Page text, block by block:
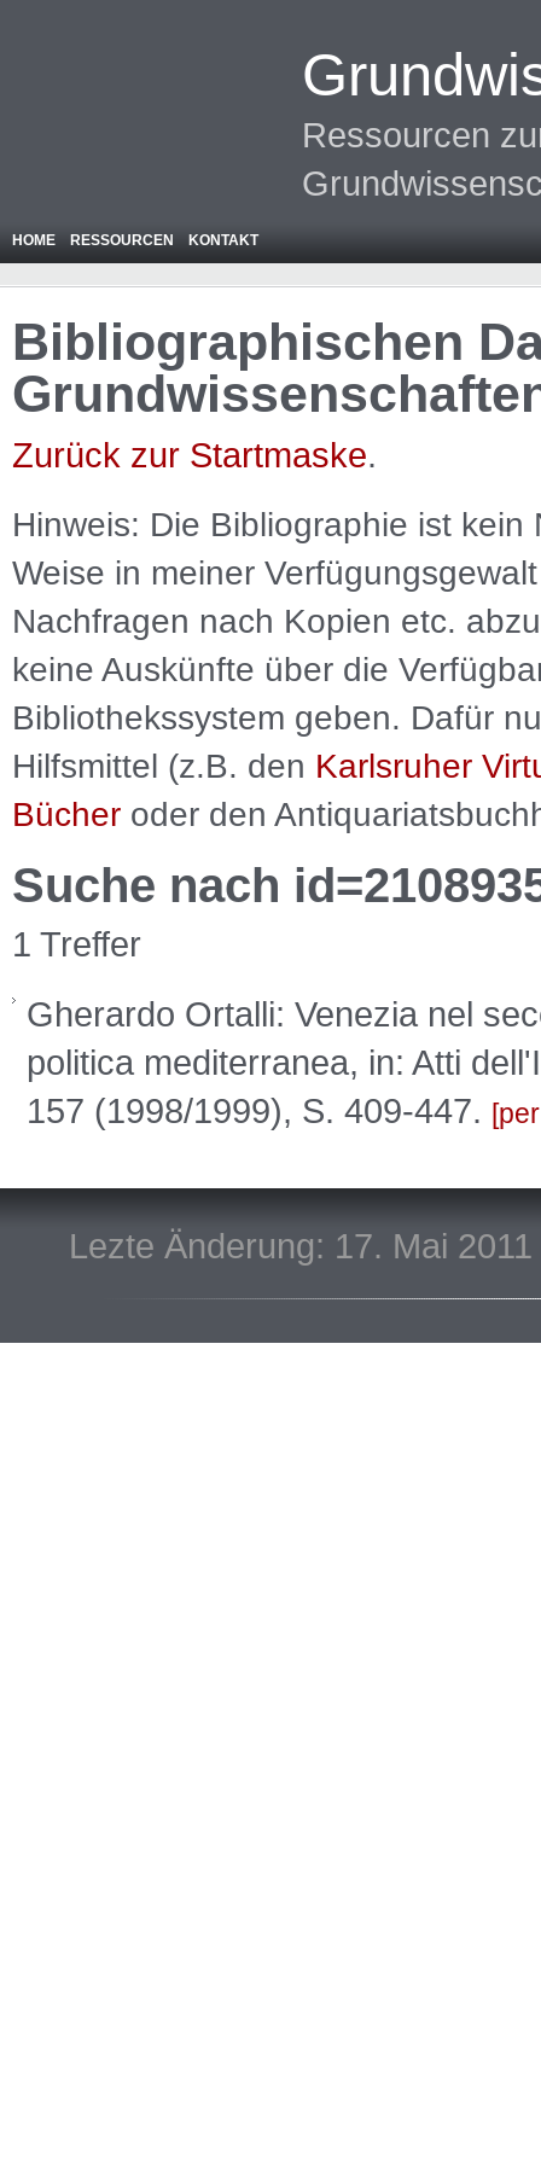
Ressourcen
HOME RESSOURCEN KONTAKT
Bibliographischen
Zurück zur Startmaske.
Hinweis: Die Bibliographie ist kein
Weise in meiner
Nachfragen nach Kopien etc.
keine Auskünfte über die
Bibliothekssystem geben. Dafür
Hilfsmittel (z.B. den Karlsruher
Bücher oder den
Suche nach
1 Treffer
Gherardo Ortalli: Venezia nel
politica mediterranea, in: Atti
157 (1998/1999), S. 409-447.
Lezte Änderung: 17. Mai